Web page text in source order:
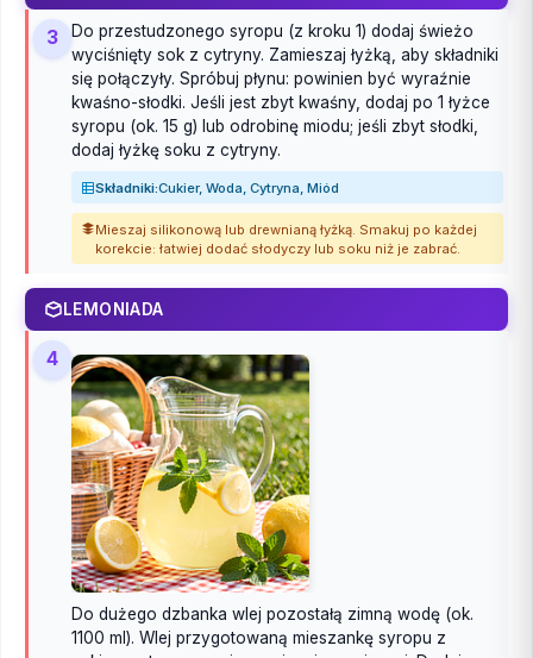
3
Do przestudzonego syropu (z kroku 1) dodaj świeżo
wyciśnięty sok z cytryny. Zamieszaj łyżką, aby składniki
się połączyły. Spróbuj płynu: powinien być wyraźnie
kwaśno-słodki. Jeśli jest zbyt kwaśny, dodaj po 1 łyżce
syropu (ok. 15 g) lub odrobinę miodu; jeśli zbyt słodki,
dodaj łyżkę soku z cytryny.
Składniki:Cukier, Woda, Cytryna, Miód
Mieszaj silikonową lub drewnianą łyżką. Smakuj po każdej
korekcie: łatwiej dodać słodyczy lub soku niż je zabrać.
LEMONIADA
4
Do dużego dzbanka wlej pozostałą zimną wodę (ok.
1100 ml). Wlej przygotowaną mieszankę syropu z